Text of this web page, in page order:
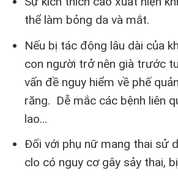
thể làm bỏng da và mắt.
Nếu bị tác động lâu dài của
con người trở nên già trước
vấn đề nguy hiểm về phế
răng. Dễ mắc các bệnh liên
lao…
Đối với phụ nữ mang thai sử
clo có nguy cơ gây sảy thai,